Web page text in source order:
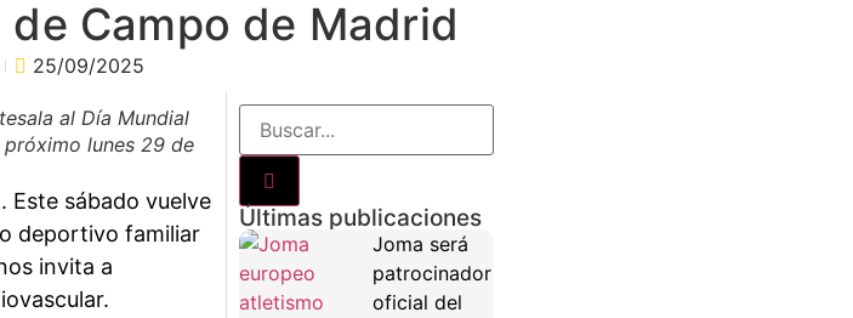
Campo de Madrid
25/09/2025
al Día Mundial
lunes 29 de
Este sábado vuelve
deportivo familiar
invita a
Últimas publicaciones
Joma será
patrocinador
oficial del